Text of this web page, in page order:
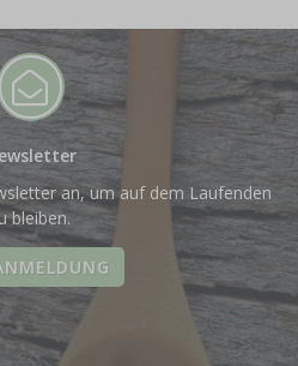
an, um auf dem Laufenden
bleiben.